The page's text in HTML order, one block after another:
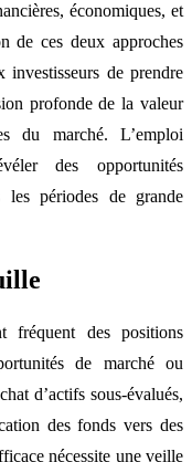
économiques, et
de ces deux approches
de prendre
profonde de la valeur
du marché. L’emploi
des opportunités
les périodes de grande
fréquent des positions
de marché ou
d’actifs sous-évalués,
des fonds vers des
nécessite une veille